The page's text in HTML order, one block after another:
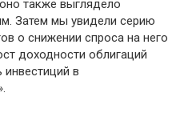
также выглядело
Затем мы увидели серию
о снижении спроса на него
доходности облигаций
инвестиций в